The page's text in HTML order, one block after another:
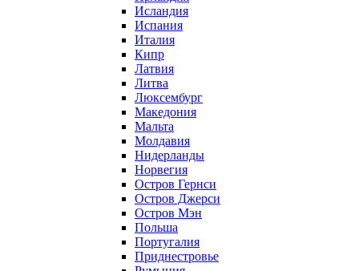
Исландия
Испания
Италия
Кипр
Латвия
Литва
Люксембург
Македония
Мальта
Молдавия
Нидерланды
Норвегия
Остров Гернси
Остров Джерси
Остров Мэн
Польша
Португалия
Приднестровье